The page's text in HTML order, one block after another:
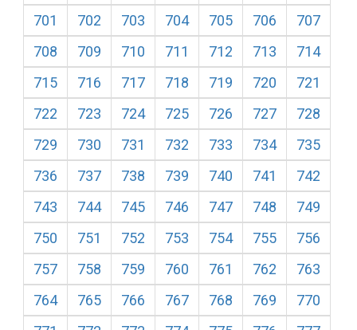
701
702 703 704 705 706
707
708
709 710 711 712 713
714
715
716 717 718 719 720
721
722
723 724 725 726 727
728
729
730 731 732 733 734
735
736
737 738 739 740 741
742
743
744 745 746 747 748
749
750
751 752 753 754 755
756
757
758 759 760 761 762
763
764
765 766 767 768 769
770